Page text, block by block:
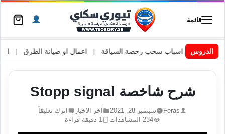
قائمة
الدروس
| اسباب سحب رخصة السياقة | اعمال او صيانة الطرق |
شرح شاخصة Stopp signal
Feras سبتمبر 28, 2021 آخر الاخبار
اترك تعليقاً
234 المشاهدات
1 دقيقة قراءة